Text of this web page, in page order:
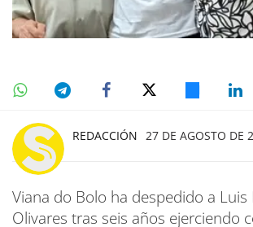
REDACCIÓN 27 DE AGOSTO DE
Viana do Bolo ha despedido a Luis
Olivares tras seis años ejerciendo